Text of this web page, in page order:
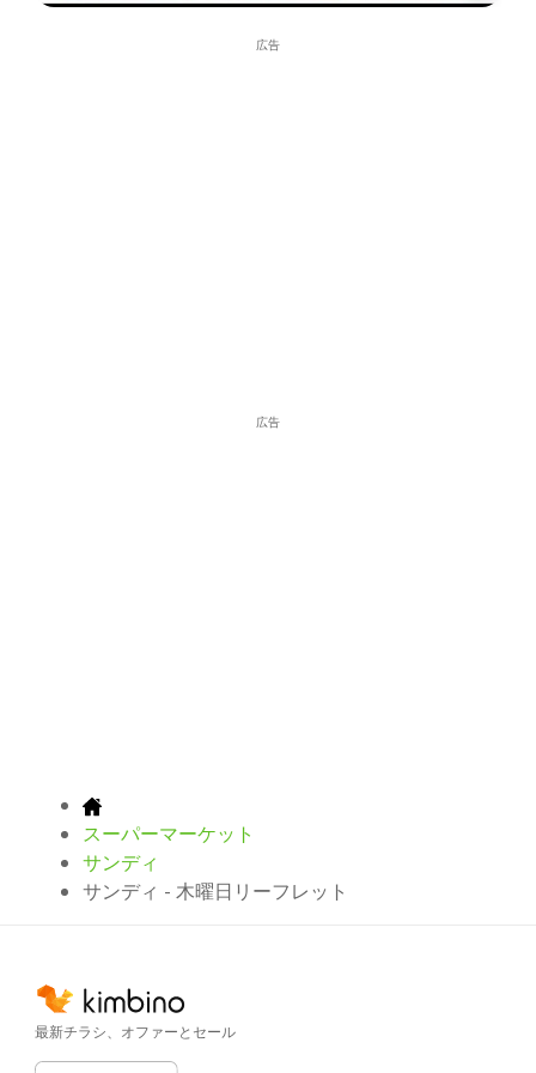
広告
広告
スーパーマーケット
サンディ
サンディ - 木曜日リーフレット
最新チラシ、オファーとセール